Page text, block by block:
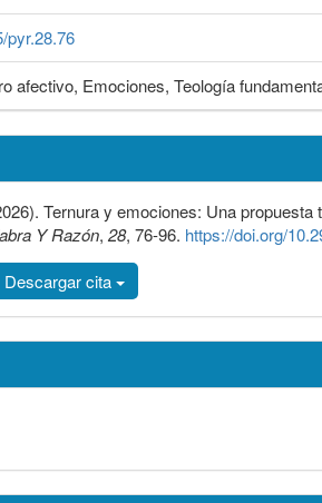
pyr.28.76
afectivo, Emociones, Teología
Ternura y emociones: Una propuesta
Y Razón, 28, 76-96. https://doi.org/
Descargar cita